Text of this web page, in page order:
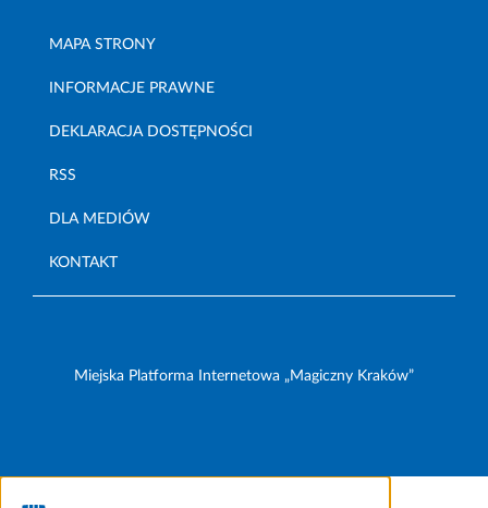
MAPA STRONY
INFORMACJE PRAWNE
DEKLARACJA DOSTĘPNOŚCI
RSS
DLA MEDIÓW
KONTAKT
Miejska Platforma Internetowa „Magiczny Kraków”